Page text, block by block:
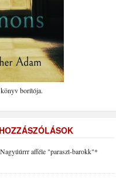
borítója.
afféle "paraszt-barokk"*